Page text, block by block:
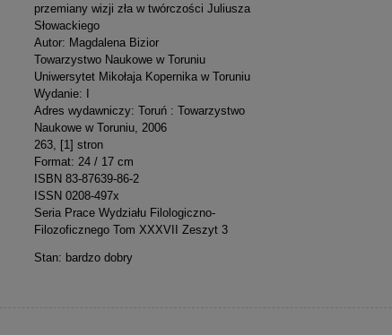
przemiany wizji zła w twórczości Juliusza
Słowackiego
Autor: Magdalena Bizior
Towarzystwo Naukowe w Toruniu
Uniwersytet Mikołaja Kopernika w Toruniu
Wydanie: I
Adres wydawniczy: Toruń : Towarzystwo
Naukowe w Toruniu, 2006
263, [1] stron
Format: 24 / 17 cm
ISBN 83-87639-86-2
ISSN 0208-497x
Seria Prace Wydziału Filologiczno-
Filozoficznego Tom XXXVII Zeszyt 3
Stan: bardzo dobry